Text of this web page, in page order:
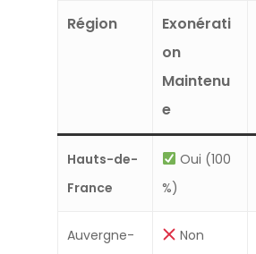
Région
Exonérati
on
Maintenu
e
Hauts-de-
France
Oui (100
%)
Auvergne-
Non